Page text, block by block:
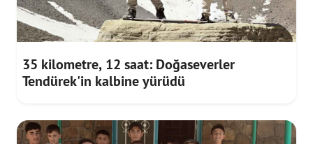
35 kilometre, 12 saat: Doğaseverler
Tendürek'in kalbine yürüdü